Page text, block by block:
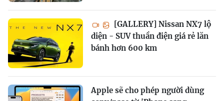
[GALLERY] Nissan NX7 lộ
diện - SUV thuần điện giá rẻ lăn
bánh hơn 600 km
Apple sẽ cho phép người dùng